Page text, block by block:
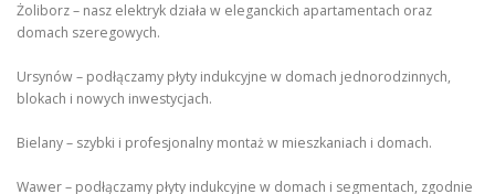
Żoliborz – nasz elektryk działa w eleganckich apartamentach oraz
domach szeregowych.
Ursynów – podłączamy płyty indukcyjne w domach jednorodzinnych,
blokach i nowych inwestycjach.
Bielany – szybki i profesjonalny montaż w mieszkaniach i domach.
Wawer – podłączamy płyty indukcyjne w domach i segmentach, zgodnie